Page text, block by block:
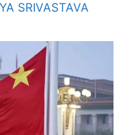
SRIVASTAVA